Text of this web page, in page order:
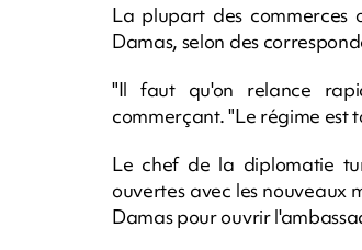
La plupart des commerces
Damas, selon des
"Il faut qu'on relance
commerçant. "Le régime est
Le chef de la diplomatie
ouvertes avec les nouveaux
Damas pour ouvrir